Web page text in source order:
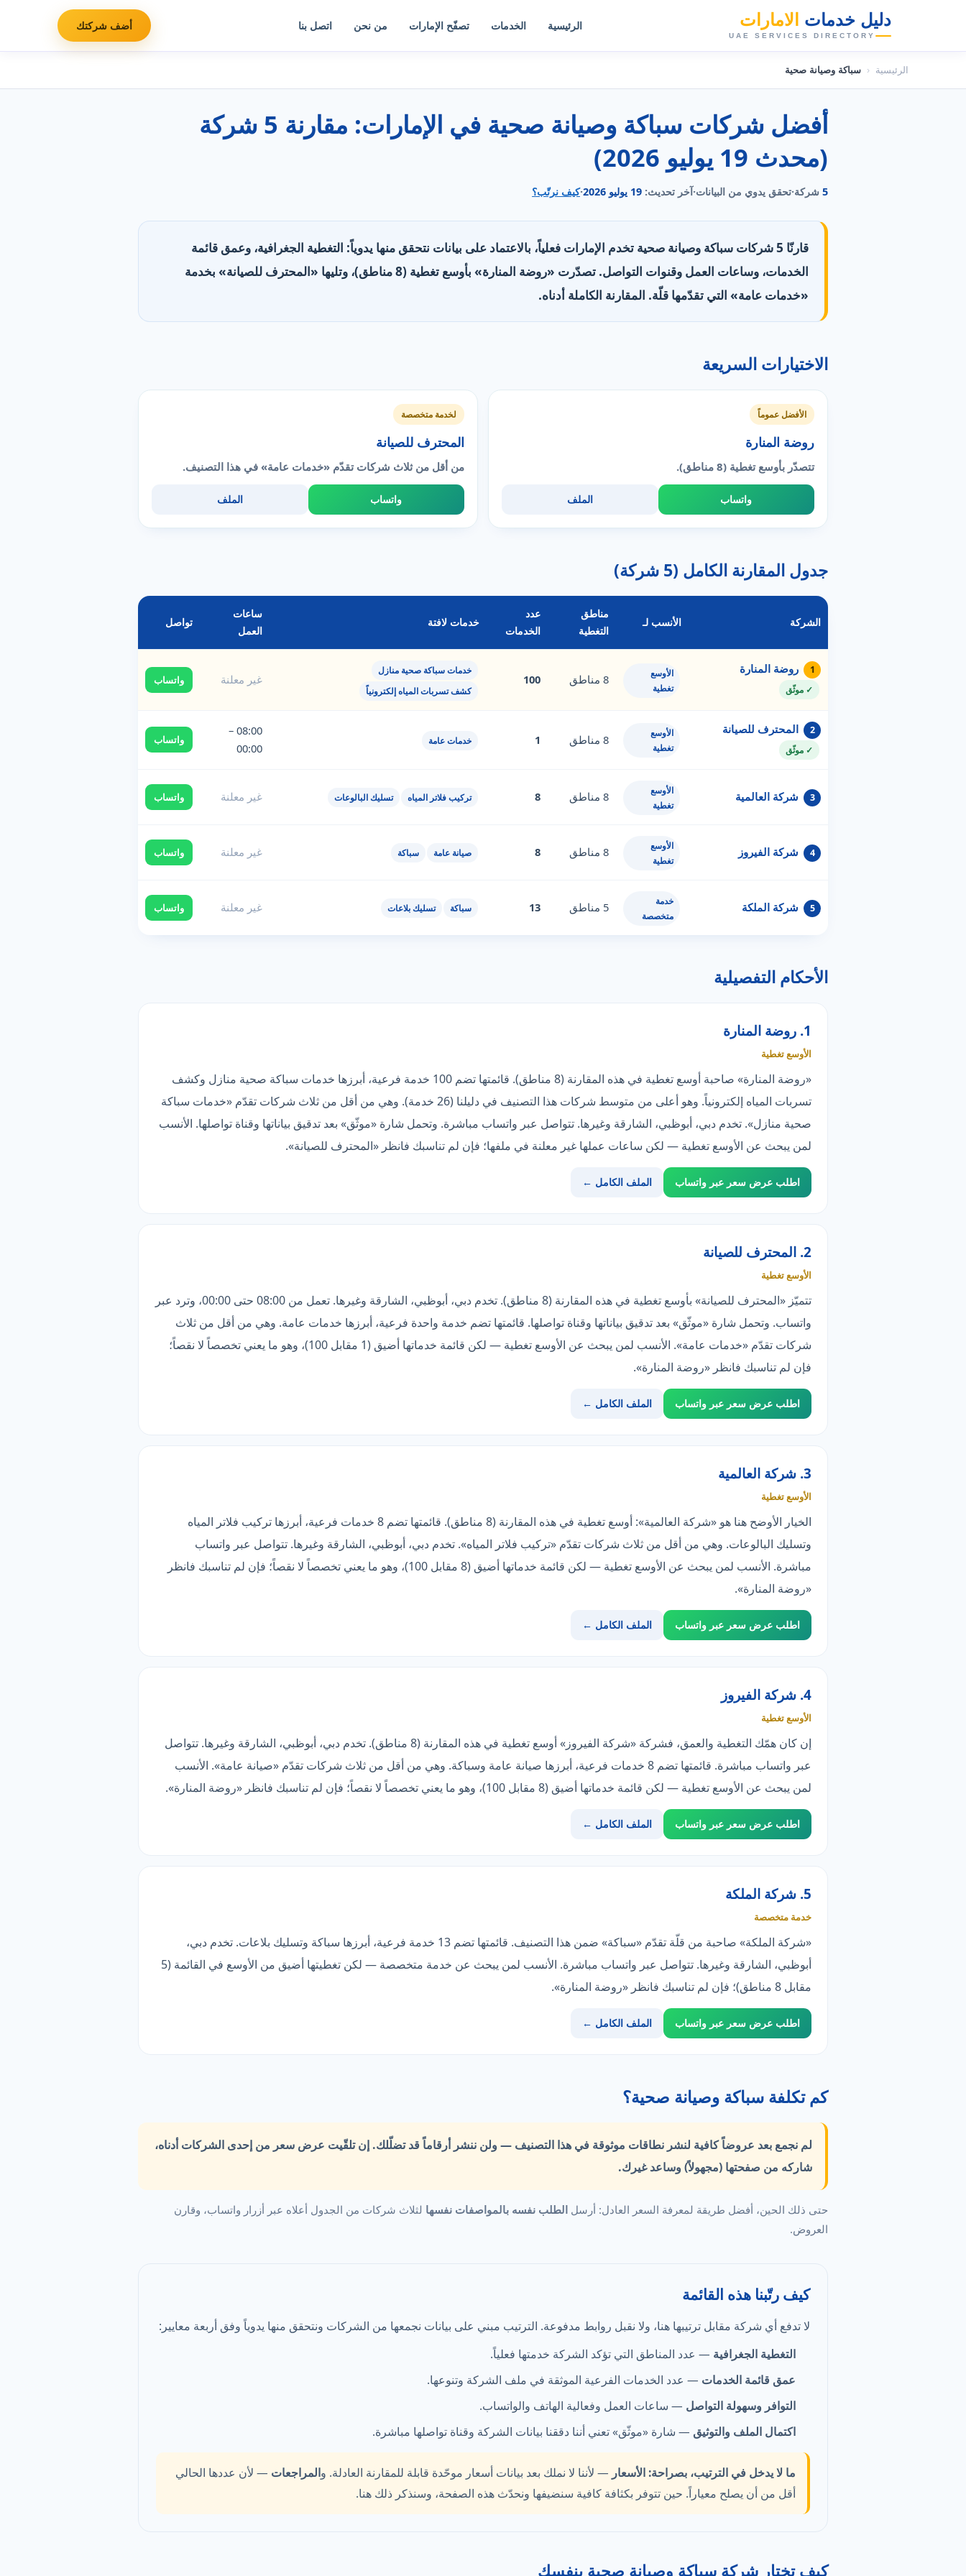
دليل خدمات الامارات
UAE SERVICES DIRECTORY
الرئيسية الخدمات تصفّح الإمارات من نحن اتصل بنا أضف شركتك
الرئيسية ‹ سباكة وصيانة صحية
أفضل شركات سباكة وصيانة صحية في الإمارات: مقارنة 5 شركة
(محدث 19 يوليو 2026)
5 شركة·تحقق يدوي من البيانات·آخر تحديث: 19 يوليو 2026 ·كيف نرتّب؟
قارنّا 5 شركات سباكة وصيانة صحية تخدم الإمارات فعلياً، بالاعتماد على بيانات نتحقق منها يدوياً: التغطية الجغرافية، وعمق قائمة
الخدمات، وساعات العمل وقنوات التواصل. تصدّرت «روضة المنارة» بأوسع تغطية (8 مناطق)، وتليها «المحترف للصيانة» بخدمة
«خدمات عامة» التي تقدّمها قلّة. المقارنة الكاملة أدناه.
الاختيارات السريعة
الأفضل عموماً
روضة المنارة
تتصدّر بأوسع تغطية (8 مناطق).
واتساب الملف
لخدمة متخصصة
المحترف للصيانة
من أقل من ثلاث شركات تقدّم «خدمات عامة» في هذا التصنيف.
واتساب الملف
جدول المقارنة الكامل (5 شركة)
الشركة الأنسب لـ
مناطق
التغطية
عدد
الخدمات
خدمات لافتة
ساعات
العمل
تواصل
1 روضة المنارة
✓ موثّق
الأوسع
تغطية
8 مناطق 100
خدمات سباكة صحية منازل
كشف تسربات المياه إلكترونياً
غير معلنة واتساب
2 المحترف للصيانة
✓ موثّق
الأوسع
تغطية
8 مناطق 1 خدمات عامة
08:00 –
00:00
واتساب
3 شركة العالمية
الأوسع
تغطية
8 مناطق 8 تركيب فلاتر المياه تسليك البالوعات غير معلنة واتساب
4 شركة الفيروز
الأوسع
تغطية
8 مناطق 8 صيانة عامة سباكة غير معلنة واتساب
5 شركة الملكة
خدمة
متخصصة
5 مناطق 13 سباكة تسليك بلاعات غير معلنة واتساب
الأحكام التفصيلية
1. روضة المنارة
الأوسع تغطية
«روضة المنارة» صاحبة أوسع تغطية في هذه المقارنة (8 مناطق). قائمتها تضم 100 خدمة فرعية، أبرزها خدمات سباكة صحية منازل وكشف
تسربات المياه إلكترونياً. وهو أعلى من متوسط شركات هذا التصنيف في دليلنا (26 خدمة). وهي من أقل من ثلاث شركات تقدّم «خدمات سباكة
صحية منازل». تخدم دبي، أبوظبي، الشارقة وغيرها. تتواصل عبر واتساب مباشرة. وتحمل شارة «موثّق» بعد تدقيق بياناتها وقناة تواصلها. الأنسب
لمن يبحث عن الأوسع تغطية — لكن ساعات عملها غير معلنة في ملفها؛ فإن لم تناسبك فانظر «المحترف للصيانة».
اطلب عرض سعر عبر واتساب الملف الكامل ←
2. المحترف للصيانة
الأوسع تغطية
تتميّز «المحترف للصيانة» بأوسع تغطية في هذه المقارنة (8 مناطق). تخدم دبي، أبوظبي، الشارقة وغيرها. تعمل من 08:00 حتى 00:00، وترد عبر
واتساب. وتحمل شارة «موثّق» بعد تدقيق بياناتها وقناة تواصلها. قائمتها تضم خدمة واحدة فرعية، أبرزها خدمات عامة. وهي من أقل من ثلاث
شركات تقدّم «خدمات عامة». الأنسب لمن يبحث عن الأوسع تغطية — لكن قائمة خدماتها أضيق (1 مقابل 100)، وهو ما يعني تخصصاً لا نقصاً؛
فإن لم تناسبك فانظر «روضة المنارة».
اطلب عرض سعر عبر واتساب الملف الكامل ←
3. شركة العالمية
الأوسع تغطية
الخيار الأوضح هنا هو «شركة العالمية»: أوسع تغطية في هذه المقارنة (8 مناطق). قائمتها تضم 8 خدمات فرعية، أبرزها تركيب فلاتر المياه
وتسليك البالوعات. وهي من أقل من ثلاث شركات تقدّم «تركيب فلاتر المياه». تخدم دبي، أبوظبي، الشارقة وغيرها. تتواصل عبر واتساب
مباشرة. الأنسب لمن يبحث عن الأوسع تغطية — لكن قائمة خدماتها أضيق (8 مقابل 100)، وهو ما يعني تخصصاً لا نقصاً؛ فإن لم تناسبك فانظر
«روضة المنارة».
اطلب عرض سعر عبر واتساب الملف الكامل ←
4. شركة الفيروز
الأوسع تغطية
إن كان همّك التغطية والعمق، فشركة «شركة الفيروز» أوسع تغطية في هذه المقارنة (8 مناطق). تخدم دبي، أبوظبي، الشارقة وغيرها. تتواصل
عبر واتساب مباشرة. قائمتها تضم 8 خدمات فرعية، أبرزها صيانة عامة وسباكة. وهي من أقل من ثلاث شركات تقدّم «صيانة عامة». الأنسب
لمن يبحث عن الأوسع تغطية — لكن قائمة خدماتها أضيق (8 مقابل 100)، وهو ما يعني تخصصاً لا نقصاً؛ فإن لم تناسبك فانظر «روضة المنارة».
اطلب عرض سعر عبر واتساب الملف الكامل ←
5. شركة الملكة
خدمة متخصصة
«شركة الملكة» صاحبة من قلّة تقدّم «سباكة» ضمن هذا التصنيف. قائمتها تضم 13 خدمة فرعية، أبرزها سباكة وتسليك بلاعات. تخدم دبي،
أبوظبي، الشارقة وغيرها. تتواصل عبر واتساب مباشرة. الأنسب لمن يبحث عن خدمة متخصصة — لكن تغطيتها أضيق من الأوسع في القائمة (5
مقابل 8 مناطق)؛ فإن لم تناسبك فانظر «روضة المنارة».
اطلب عرض سعر عبر واتساب الملف الكامل ←
كم تكلفة سباكة وصيانة صحية؟
لم نجمع بعد عروضاً كافية لنشر نطاقات موثوقة في هذا التصنيف —ولن ننشر أرقاماً قد تضلّلك. إن تلقّيت عرض سعر من إحدى الشركات أدناه،
شاركه من صفحتها (مجهولاً) وساعد غيرك.
حتى ذلك الحين، أفضل طريقة لمعرفة السعر العادل: أرسل الطلب نفسه بالمواصفات نفسها لثلاث شركات من الجدول أعلاه عبر أزرار واتساب، وقارن
العروض.
كيف رتّبنا هذه القائمة
لا تدفع أي شركة مقابل ترتيبها هنا، ولا نقبل روابط مدفوعة. الترتيب مبني على بيانات نجمعها من الشركات ونتحقق منها يدوياً وفق أربعة معايير:
التغطية الجغرافية — عدد المناطق التي تؤكد الشركة خدمتها فعلياً.
عمق قائمة الخدمات — عدد الخدمات الفرعية الموثقة في ملف الشركة وتنوعها.
التوافر وسهولة التواصل — ساعات العمل وفعالية الهاتف والواتساب.
اكتمال الملف والتوثيق — شارة «موثّق» تعني أننا دققنا بيانات الشركة وقناة تواصلها مباشرة.
ما لا يدخل في الترتيب، بصراحة: الأسعار — لأننا لا نملك بعد بيانات أسعار موحّدة قابلة للمقارنة العادلة. والمراجعات — لأن عددها الحالي
أقل من أن يصلح معياراً. حين تتوفر بكثافة كافية سنضيفها ونحدّث هذه الصفحة، وسنذكر ذلك هنا.
كيف تختار شركة سباكة وصيانة صحية بنفسك